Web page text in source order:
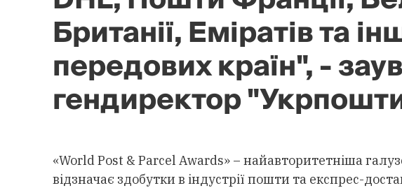
Британії, Еміратів та
передових країн", -
гендиректор
«World Post & Parcel Awards» – найавторитетніша
відзначає здобутки в індустрії пошти та експрес-